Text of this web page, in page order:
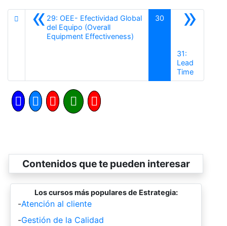
«29: OEE- Efectividad Global
del Equipo (Overall
Equipment Effectiveness)
30 »
31:
Lead
TimeSiguiente
Contenidos que te pueden interesar
Los cursos más populares de Estrategia:
-Atención al cliente
-Gestión de la Calidad